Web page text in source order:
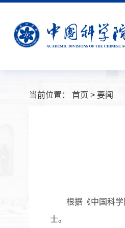
当前位置： 首页 > 要闻
根据《中国科学院
士。